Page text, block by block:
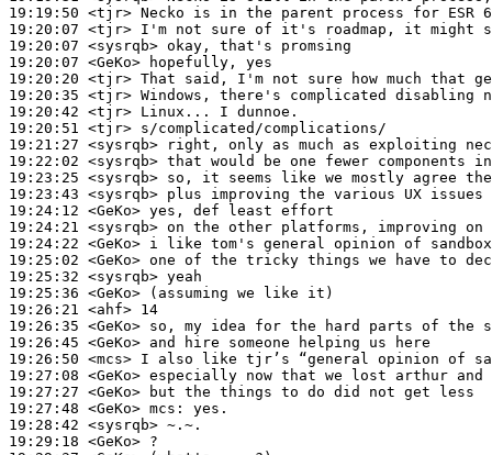
19:19:50 <tjr>
19:20:07 <tjr>
19:20:07 <sysrqb>
19:20:07 <GeKo>
19:20:20 <tjr>
19:20:35 <tjr>
19:20:42 <tjr>
19:20:51 <tjr>
19:21:27 <sysrqb>
19:22:02 <sysrqb>
19:23:25 <sysrqb>
19:23:43 <sysrqb>
19:24:12 <GeKo>
19:24:21 <sysrqb>
19:24:22 <GeKo>
19:25:02 <GeKo>
19:25:32 <sysrqb>
19:25:36 <GeKo>
19:26:21 <ahf>
19:26:35 <GeKo>
19:26:45 <GeKo>
19:26:50 <mcs>
19:27:08 <GeKo>
19:27:27 <GeKo>
19:27:48 <GeKo> mcs:
19:28:42 <sysrqb>
19:29:18 <GeKo>